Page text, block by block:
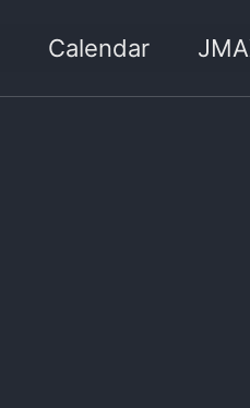
Calendar